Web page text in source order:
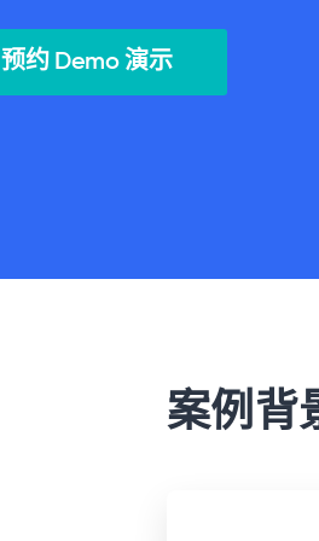
预约 Demo 演示
案例背